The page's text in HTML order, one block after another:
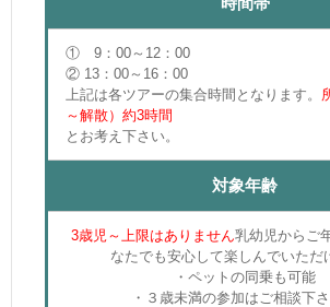
① 9：00～12：00
② 13：00～16：00
上記は各ツアーの集合時間となります。
～解散）約3時間
とお考え下さい。
対象年齢
3歳児～ 上限はありません乳幼児からご
なたでも安心して楽しんでいただ
・ペットの同乗も可能
・３歳未満の参加はご相談下さ